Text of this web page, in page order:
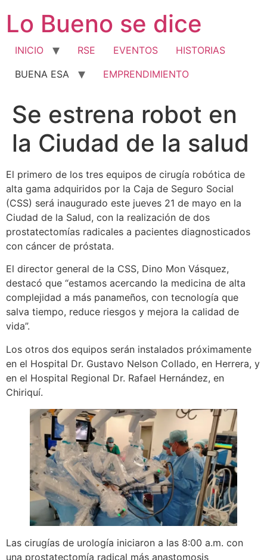
contenido
Lo Bueno se dice
INICIO RSE EVENTOS
HISTORIAS
BUENA ESA
EMPRENDIMIENTO
Se estrena robot en
la Ciudad de la salud
El primero de los tres equipos de cirugía robótica de
alta gama adquiridos por la Caja de Seguro Social
(CSS) será inaugurado este jueves 21 de mayo en la
Ciudad de la Salud, con la realización de dos
prostatectomías radicales a pacientes diagnosticados
con cáncer de próstata.
El director general de la CSS, Dino Mon Vásquez,
destacó que “estamos acercando la medicina de alta
complejidad a más panameños, con tecnología que
salva tiempo, reduce riesgos y mejora la calidad de
vida”.
Los otros dos equipos serán instalados próximamente
en el Hospital Dr. Gustavo Nelson Collado, en Herrera, y
en el Hospital Regional Dr. Rafael Hernández, en
Chiriquí.
Las cirugías de urología iniciaron a las 8:00 a.m. con
una prostatectomía radical más anastomosis